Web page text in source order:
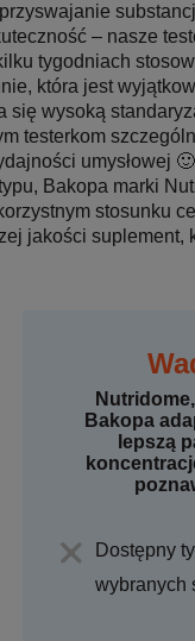
– nasze
tygodniach
która jest
wysoką
testerkom
umysłowej
Bakopa marki
stosunku
jakości suplement,
Bakopa
lepszą
Dostępny
wybranych